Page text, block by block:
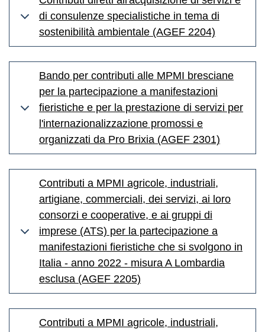
di consulenze specialistiche in tema di
sostenibilità ambientale (AGEF 2204)
Bando per contributi alle MPMI bresciane
per la partecipazione a manifestazioni
fieristiche e per la prestazione di servizi per
l'internazionalizzazione promossi e
organizzati da Pro Brixia (AGEF 2301)
Contributi a MPMI agricole, industriali,
artigiane, commerciali, dei servizi, ai loro
consorzi e cooperative, e ai gruppi di
imprese (ATS) per la partecipazione a
manifestazioni fieristiche che si svolgono in
Italia - anno 2022 - misura A Lombardia
esclusa (AGEF 2205)
Contributi a MPMI agricole, industriali,